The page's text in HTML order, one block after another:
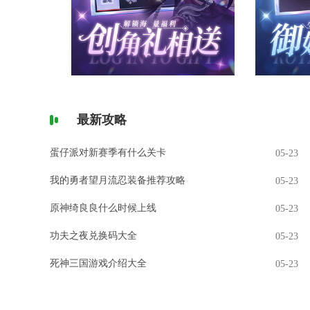
最新攻略
蛋仔派对新赛季有什么关卡 05-23
我的勇者望月流忍装备推荐攻略 05-23
原神绮良良什么时候上线 05-23
功夫之夜兑换码大全 05-23
死神三国游戏介绍大全 05-23